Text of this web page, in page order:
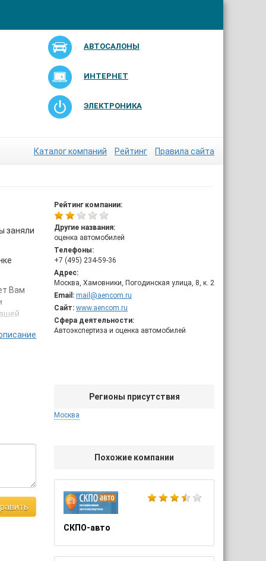
АВТОСАЛОНЫ
ИНТЕРНЕТ
ЭЛЕКТРОНИКА
Каталог компаний Рейтинг Правила сайта
Рейтинг компании:
Другие названия:
оценка автомобилей
Телефоны:
+7 (495) 234-59-36
Адрес:
Москва, Хамовники, Погодинская улица, 8, к. 2
Email: mail@aencom.ru
Сайт: www.aencom.ru
Сфера деятельности:
Автоэкспертиза и оценка автомобилей
Регионы присутствия
Москва
Похожие компании
СКПО-авто
заняли
Вам